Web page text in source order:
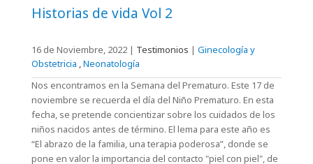
Historias de vida Vol 2
16 de Noviembre, 2022 | Testimonios | Ginecología y
Obstetricia ,Neonatología
Nos encontramos en la Semana del Prematuro. Este 17 de
noviembre se recuerda el día del Niño Prematuro. En esta
fecha, se pretende concientizar sobre los cuidados de los
niños nacidos antes de término. El lema para este año es
“El abrazo de la familia, una terapia poderosa”, donde se
pone en valor la importancia del contacto "piel con piel", de